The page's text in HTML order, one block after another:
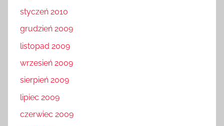
styczeń 2010
grudzień 2009
listopad 2009
wrzesień 2009
sierpień 2009
lipiec 2009
czerwiec 2009